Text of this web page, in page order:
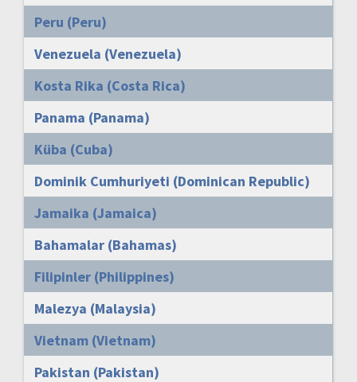
Peru (Peru)
Venezuela (Venezuela)
Kosta Rika (Costa Rica)
Panama (Panama)
Küba (Cuba)
Dominik Cumhuriyeti (Dominican Republic)
Jamaika (Jamaica)
Bahamalar (Bahamas)
Filipinler (Philippines)
Malezya (Malaysia)
Vietnam (Vietnam)
Pakistan (Pakistan)